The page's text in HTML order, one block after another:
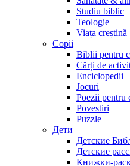
Studiu biblic
Teologie
Viața creștină
Copii
Biblii pentru
Cărți de
Enciclopedii
Jocuri
Poezii pentru
Povestiri
Puzzle
Дети
Детские
Детские
Книжки-